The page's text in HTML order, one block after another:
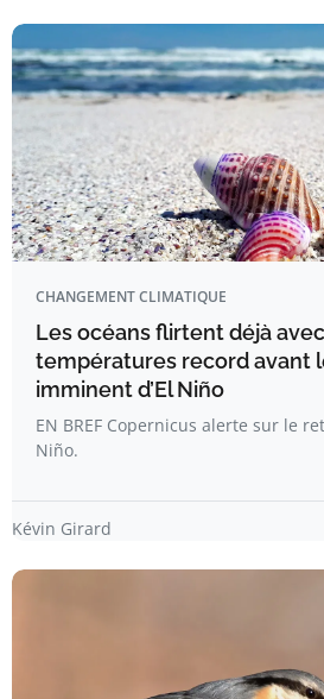
CHANGEMENT CLIMATIQUE
Les océans flirtent déjà
températures record avant
imminent d’El Niño
EN BREF Copernicus alerte sur le
Niño.
Kévin Girard